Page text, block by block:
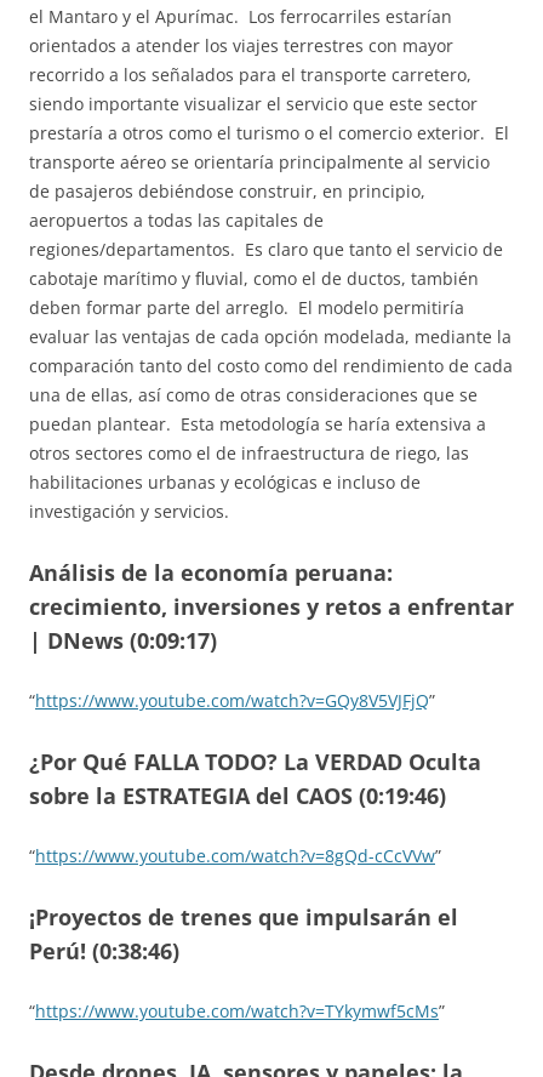
el Mantaro y el Apurímac. Los ferrocarriles estarían
orientados a atender los viajes terrestres con mayor
recorrido a los señalados para el transporte carretero,
siendo importante visualizar el servicio que este sector
prestaría a otros como el turismo o el comercio exterior. El
transporte aéreo se orientaría principalmente al servicio
de pasajeros debiéndose construir, en principio,
aeropuertos a todas las capitales de
regiones/departamentos. Es claro que tanto el servicio de
cabotaje marítimo y fluvial, como el de ductos, también
deben formar parte del arreglo. El modelo permitiría
evaluar las ventajas de cada opción modelada, mediante la
comparación tanto del costo como del rendimiento de cada
una de ellas, así como de otras consideraciones que se
puedan plantear. Esta metodología se haría extensiva a
otros sectores como el de infraestructura de riego, las
habilitaciones urbanas y ecológicas e incluso de
investigación y servicios.
Análisis de la economía peruana:
crecimiento, inversiones y retos a enfrentar
| DNews (0:09:17)
“https://www.youtube.com/watch?v=GQy8V5VJFjQ”
¿Por Qué FALLA TODO? La VERDAD Oculta
sobre la ESTRATEGIA del CAOS (0:19:46)
“https://www.youtube.com/watch?v=8gQd-cCcVVw”
¡Proyectos de trenes que impulsarán el
Perú! (0:38:46)
“https://www.youtube.com/watch?v=TYkymwf5cMs”